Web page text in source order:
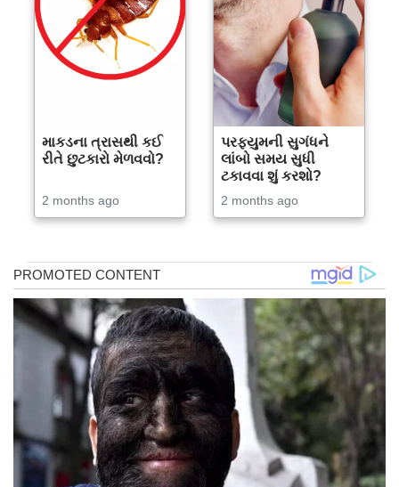
માકડના ત્રાસથી કઈ
રીતે છુટકારો મેળવવો?
2 months ago
પરફ્યુમની સુગંધને
લાંબો સમય સુધી
ટકાવવા શું કરશો?
2 months ago